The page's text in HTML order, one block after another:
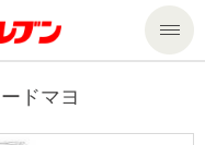
ドマヨ